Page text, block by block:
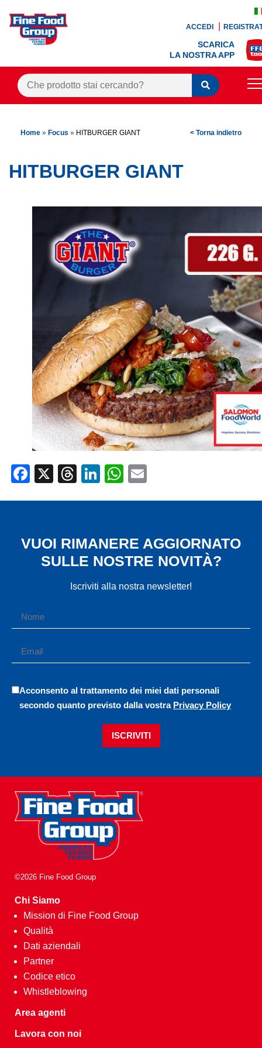
ACCEDI
SCARICA
LA NOSTRA APP
BLOG
RICETTE
CONTATTI
AREA AGENTI
Home » Focus » HITBURGER GIANT < Torna indietro
HITBURGER GIANT
Facebook
X Threads
LinkedIn
WhatsApp
VUOI RIMANERE AGGIORNATO
SULLE NOSTRE NOVITÀ?
Iscriviti alla nostra newsletter!
Acconsento al trattamento dei miei dati personali
secondo quanto previsto dalla vostra Privacy Policy
ISCRIVITI
©2026 Fine Food Group
Chi Siamo
Mission di Fine Food Group
Qualità
Dati aziendali
Partner
Codice etico
Whistleblowing
Area agenti
Lavora con noi